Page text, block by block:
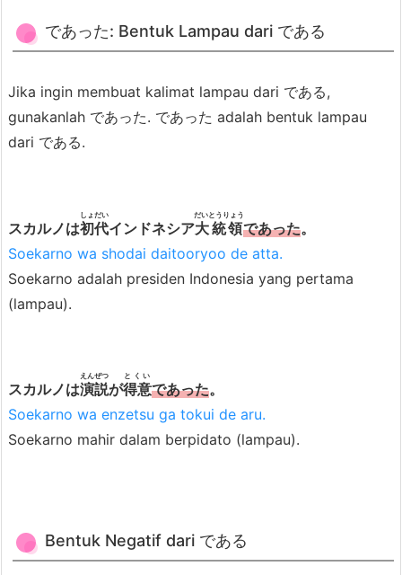
+
で
る
4.
2.
t
a
S
i
t
あ
る
であった: Bentuk Lampau dari である
Jika ingin membuat kalimat lampau dari である,
gunakanlah であった. であった adalah bentuk lampau
dari である.
スカルノは初代
しょだい
インドネシア大統領
だいとうりょう
であった。
Soekarno wa shodai daitooryoo de atta.
Soekarno adalah presiden Indonesia yang pertama
(lampau).
スカルノは演説
えんぜつ
が得意
とくい
であった。
Soekarno wa enzetsu ga tokui de aru.
Soekarno mahir dalam berpidato (lampau).
Bentuk Negatif dari である